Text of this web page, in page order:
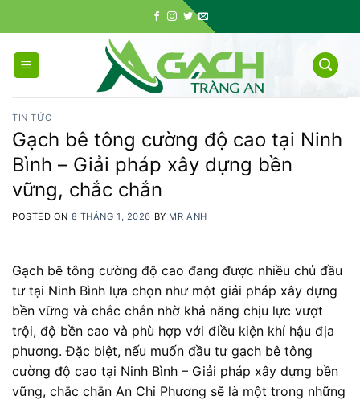
to
content
TIN TỨC
Gạch bê tông cường độ cao tại Ninh
Bình – Giải pháp xây dựng bền
vững, chắc chắn
POSTED ON 8 THÁNG 1, 2026 BY MR ANH
Gạch bê tông cường độ cao đang được nhiều chủ đầu
tư tại Ninh Bình lựa chọn như một giải pháp xây dựng
bền vững và chắc chắn nhờ khả năng chịu lực vượt
trội, độ bền cao và phù hợp với điều kiện khí hậu địa
phương. Đặc biệt, nếu muốn đầu tư gạch bê tông
cường độ cao tại Ninh Bình – Giải pháp xây dựng bền
vững, chắc chắn An Chi Phương sẽ là một trong những